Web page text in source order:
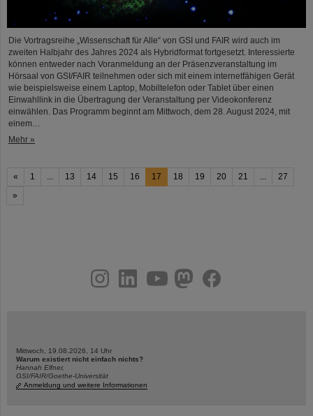
Die Vortragsreihe „Wissenschaft für Alle“ von GSI und FAIR wird auch im
zweiten Halbjahr des Jahres 2024 als Hybridformat fortgesetzt. Interessierte
können entweder nach Voranmeldung an der Präsenzveranstaltung im
Hörsaal von GSI/FAIR teilnehmen oder sich mit einem internetfähigen Gerät
wie beispielsweise einem Laptop, Mobiltelefon oder Tablet über einen
Einwahllink in die Übertragung der Veranstaltung per Videokonferenz
einwählen. Das Programm beginnt am Mittwoch, dem 28. August 2024, mit
einem…
Mehr »
« 1 13 14 15 16 17 18 19 20 21
27
»
youtubehelmholtz.socialfacebook
Mittwoch, 19.08.2026, 14 Uhr
Warum existiert nicht einfach nichts?
Hannah Elfner,
GSI/FAIR/Goethe-Universität
Anmeldung und weitere Informationen